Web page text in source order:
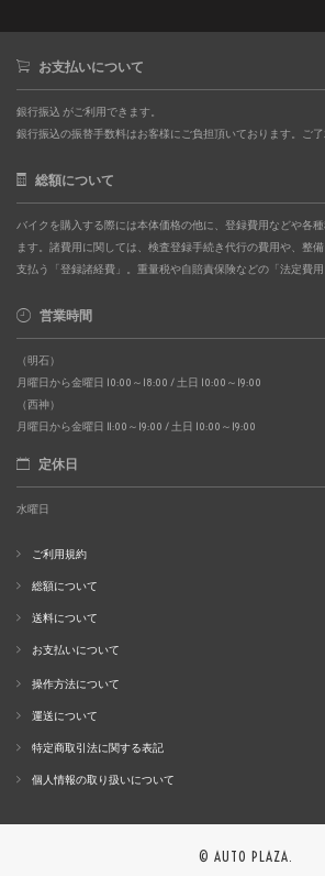
お支払いについて
銀行振込 がご利用できます。
銀行振込の振替手数料はお客様にご負担頂いております。ご了
総額について
バイクを購入する際には本体価格の他に、登録費用などや各
ます。諸費用に関しては、検査登録手続き代行の費用や、整
支払う「登録諸経費」。重量税や自賠責保険などの「法定費用
営業時間
（明石）
月曜日から金曜日 10:00～18:00 / 土日 10:00～19:00
（西神）
月曜日から金曜日 11:00～19:00 / 土日 10:00～19:00
定休日
水曜日
ご利用規約
総額について
送料について
お支払いについて
操作方法について
運送について
特定商取引法に関する表記
個人情報の取り扱いについて
© AUTO PLAZA.